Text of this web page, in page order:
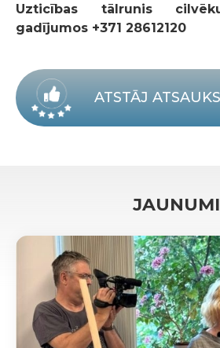
Uzticības tālrunis
gadījumos +371 28612120
ATSTĀJ
JAUNUMI